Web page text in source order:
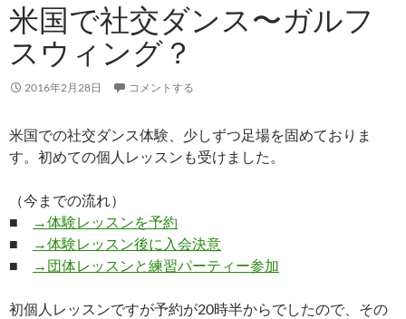
米国で社交ダンス〜ガルフ
スウィング？
2016年2月28日 コメントする
米国での社交ダンス体験、少しずつ足場を固めておりま
す。初めての個人レッスンも受けました。
（今までの流れ）
■
→体験レッスンを予約
■
→体験レッスン後に入会決意
■
→団体レッスンと練習パーティー参加
初個人レッスンですが予約が20時半からでしたので、その